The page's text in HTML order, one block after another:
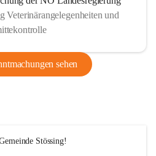
Veterinärangelegenheiten und
sehen
Stössing!